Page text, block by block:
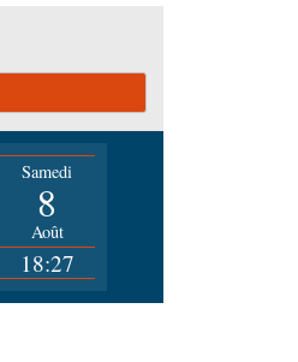
Samedi
8
Août
18:27